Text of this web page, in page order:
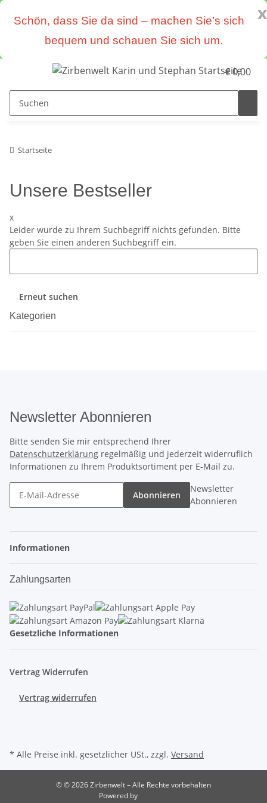
x
Schön, dass Sie da sind – machen Sie’s sich
bequem und schauen Sie sich um.
€ 0,00
Startseite
Unsere Bestseller
x
Leider wurde zu Ihrem Suchbegriff nichts gefunden. Bitte
geben Sie einen anderen Suchbegriff ein.
Erneut suchen
Kategorien
Newsletter Abonnieren
Bitte senden Sie mir entsprechend Ihrer
Datenschutzerklärung regelmäßig und jederzeit widerruflich
Informationen zu Ihrem Produktsortiment per E-Mail zu.
Abonnieren
Newsletter
Abonnieren
Informationen
Zahlungsarten
Gesetzliche Informationen
Vertrag Widerrufen
Vertrag widerrufen
* Alle Preise inkl. gesetzlicher USt., zzgl. Versand
© © 2026 Zirbenwelt – Alle Rechte vorbehalten
Powered by